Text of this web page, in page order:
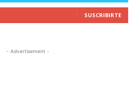
SUSCRIBIRTE
- Advertisement -